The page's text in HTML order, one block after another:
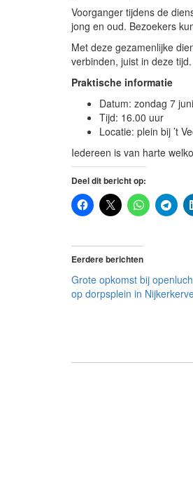
Voorganger tijdens de
jong en oud. Bezoekers
Met deze gezamenlijke
verbinden, juist in deze tijd.
Praktische informatie
Datum: zondag 7
Tijd: 16.00 uur
Locatie: plein bij ’t
Iedereen is van harte
Deel dit bericht op:
Eerdere berichten
Grote opkomst bij
op dorpsplein in